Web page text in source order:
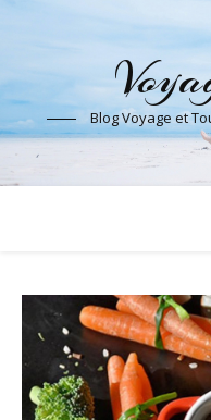
Blog Voyage et